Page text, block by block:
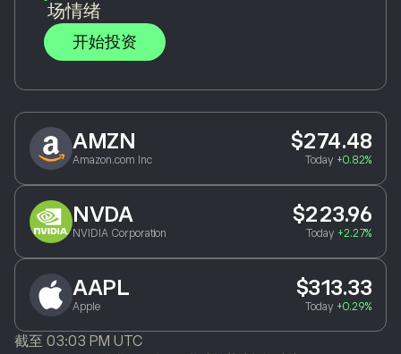
场情绪
开始投资
AMZN
Amazon.com Inc
$274.48
Today +0.82%
NVDA
NVIDIA Corporation
$223.96
Today +2.27%
AAPL
Apple
$313.33
Today +0.29%
截至 03:03 PM UTC